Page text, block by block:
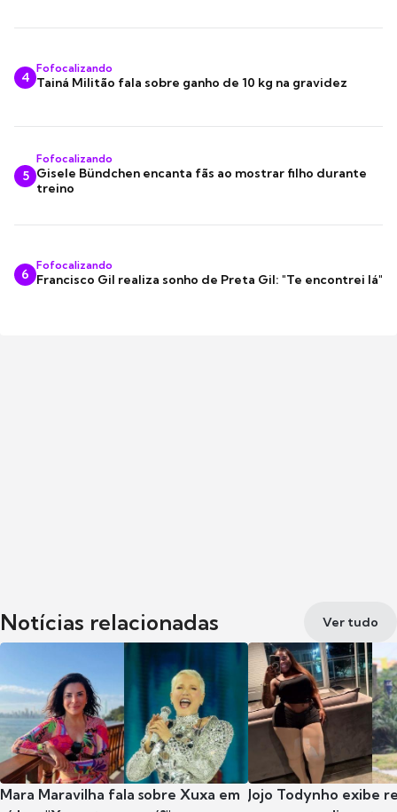
4
Fofocalizando
Tainá Militão fala sobre ganho de 10 kg na gravidez
5
Fofocalizando
Gisele Bündchen encanta fãs ao mostrar filho durante
treino
6
Fofocalizando
Francisco Gil realiza sonho de Preta Gil: "Te encontrei lá"
Notícias relacionadas Ver tudo
Mara Maravilha fala sobre Xuxa em Jojo Todynho exibe